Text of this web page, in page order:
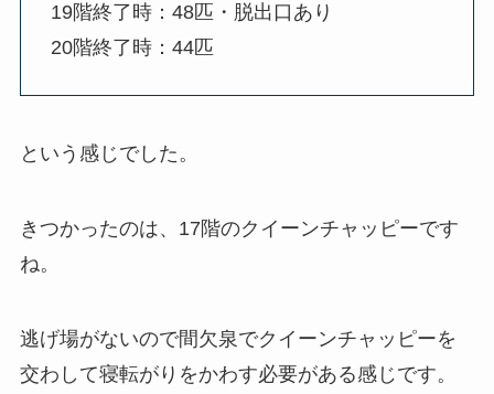
19階終了時：48匹・脱出口あり
20階終了時：44匹
という感じでした。
きつかったのは、17階のクイーンチャッピーです
ね。
逃げ場がないので間欠泉でクイーンチャッピーを
交わして寝転がりをかわす必要がある感じです。